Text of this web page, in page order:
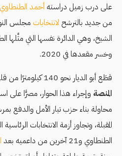
على درب زميل دراسته أحمد الطنطاوي
من جديد بالترشح لانتخابات مجلس
وخسر مقعدها في 2020.
قطَع أبو الديار نحو 140 كيلومترًا من قلين إلى القاهرة للوصول لمقر
المنصة وإجراء هذا الحوار، مصرًّا على
محاولة بناء حزب تيار الأمل والدفع
المقبلة، وتجاوز أزمة الانتخابات
الطنطاوي و21 آخرين من داعميه بعد